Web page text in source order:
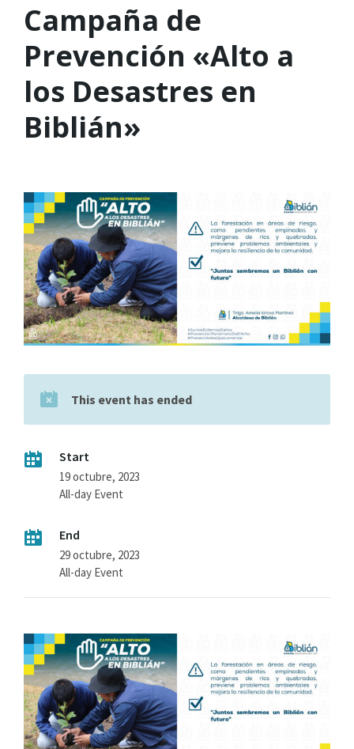
Campaña de
Prevención «Alto a
los Desastres en
Biblián»
This event has ended
Start
19 octubre, 2023
All-day Event
End
29 octubre, 2023
All-day Event